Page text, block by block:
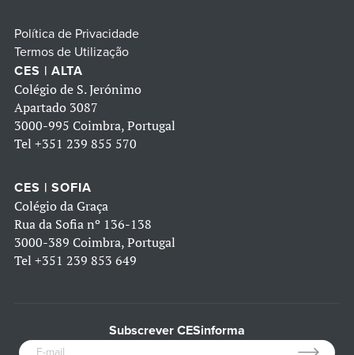
Política de Privacidade
Termos de Utilização
CES | ALTA
Colégio de S. Jerónimo
Apartado 3087
3000-995 Coimbra, Portugal
Tel +351 239 855 570
CES | SOFIA
Colégio da Graça
Rua da Sofia nº 136-138
3000-389 Coimbra, Portugal
Tel +351 239 853 649
Subscrever CESinforma